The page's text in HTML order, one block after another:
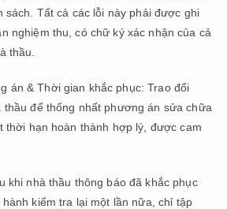
sách. Tất cả các lỗi này phải được ghi
nghiệm thu, có chữ ký xác nhận của cả
thầu.
án & Thời gian khắc phục: Trao đổi
thầu để thống nhất phương án sửa chữa
thời hạn hoàn thành hợp lý, được cam
khi nhà thầu thông báo đã khắc phục
kiểm tra lại một lần nữa, chỉ tập